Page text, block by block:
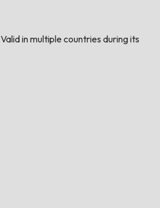
Valid in multiple countries during its